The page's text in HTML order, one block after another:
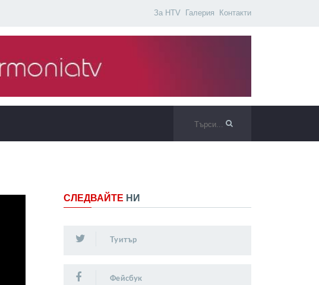
За HTV Галерия Контакти
СЛЕДВАЙТЕ НИ
Туитър
Фейсбук